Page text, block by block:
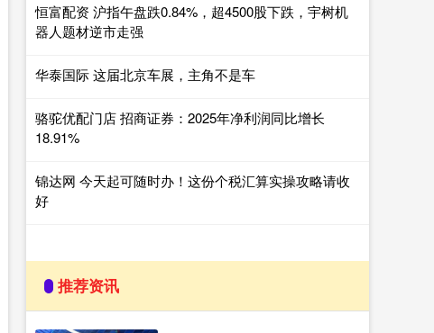
恒富配资 沪指午盘跌0.84%，超4500股下跌，宇树机
器人题材逆市走强
华泰国际 这届北京车展，主角不是车
骆驼优配门店 招商证券：2025年净利润同比增长
18.91%
锦达网 今天起可随时办！这份个税汇算实操攻略请收
好
推荐资讯